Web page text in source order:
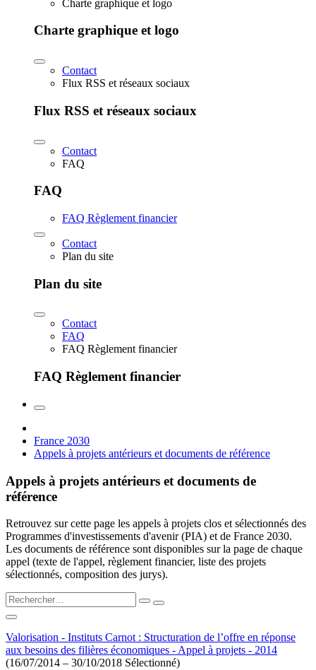
Charte graphique et logo
Charte graphique et logo
Contact
Flux RSS et réseaux sociaux
Flux RSS et réseaux sociaux
Contact
FAQ
FAQ
FAQ Règlement financier
Contact
Plan du site
Plan du site
Contact
FAQ
FAQ Règlement financier
FAQ Règlement financier
France 2030
Appels à projets antérieurs et documents de référence
Appels à projets antérieurs et documents de
référence
Retrouvez sur cette page les appels à projets clos et sélectionnés des
Programmes d'investissements d'avenir (PIA) et de France 2030.
Les documents de référence sont disponibles sur la page de chaque
appel (texte de l'appel, règlement financier, liste des projets
sélectionnés, composition des jurys).
Valorisation - Instituts Carnot : Structuration de l’offre en réponse
aux besoins des filières économiques - Appel à projets - 2014
(16/07/2014 – 30/10/2018 Sélectionné)